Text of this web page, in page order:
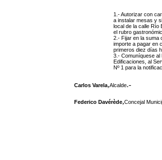
1.- Autorizar con
a instalar mesas y
local de la calle Río
el rubro
2.- Fijar en la suma
importe a pagar en
primeros diez días
3.- Comuníquese al
Edificaciones, al
Nº 1 para la
Carlos Varela,Alcalde.-
Federico Davérède,Concejal